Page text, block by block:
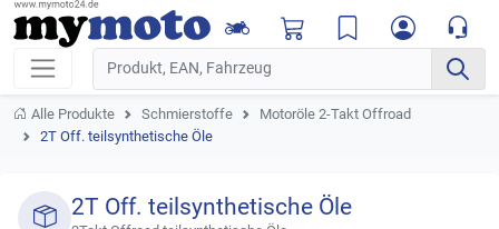
Alle Produkte Schmierstoffe
Motoröle 2-Takt Offroad
2T Off. teilsynthetische Öle
2T Off. teilsynthetische Öle